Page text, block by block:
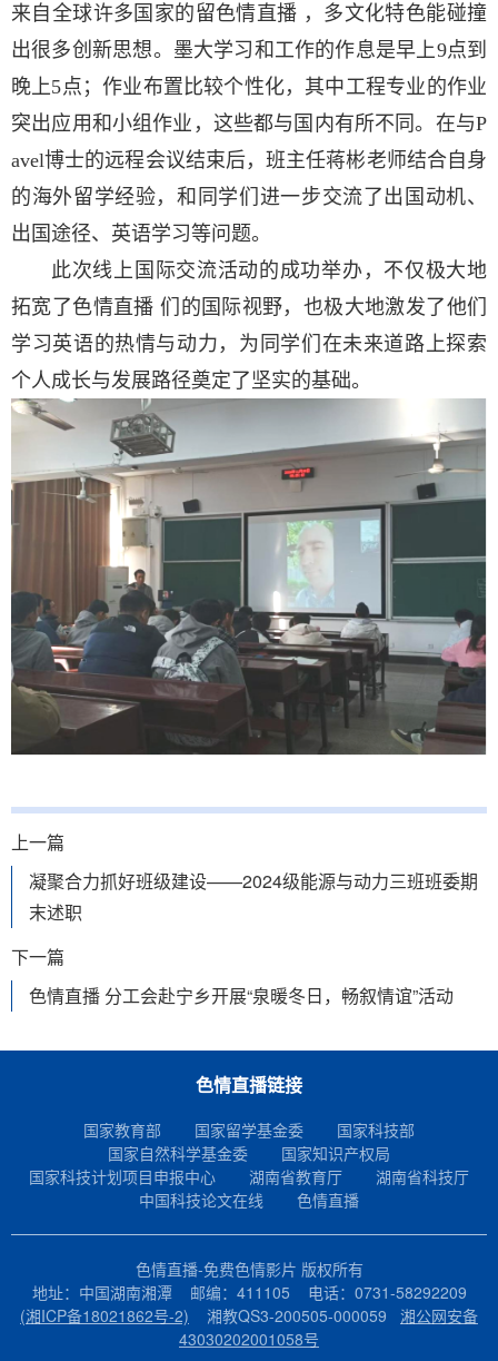
来自全球许多国家的留色情直播 ，多文化特色能碰撞
出很多创新思想。墨大学习和工作的作息是早上9点到
晚上5点；作业布置比较个性化，其中工程专业的作业
突出应用和小组作业，这些都与国内有所不同。在与P
avel博士的远程会议结束后，班主任蒋彬老师结合自身
的海外留学经验，和同学们进一步交流了出国动机、
出国途径、英语学习等问题。
此次线上国际交流活动的成功举办，不仅极大地
拓宽了色情直播 们的国际视野，也极大地激发了他们
学习英语的热情与动力，为同学们在未来道路上探索
个人成长与发展路径奠定了坚实的基础。
上一篇
凝聚合力抓好班级建设——2024级能源与动力三班班委期
末述职
下一篇
色情直播 分工会赴宁乡开展“泉暖冬日，畅叙情谊”活动
色情直播链接
国家教育部 国家留学基金委
国家科技部
国家自然科学基金委
国家知识产权局
国家科技计划项目申报中心
湖南省教育厅
湖南省科技厅
中国科技论文在线
色情直播
色情直播-免费色情影片 版权所有
地址：中国湖南湘潭 邮编：411105 电话：0731-58292209
(湘ICP备18021862号-2) 湘教QS3-200505-000059 湘公网安备
43030202001058号